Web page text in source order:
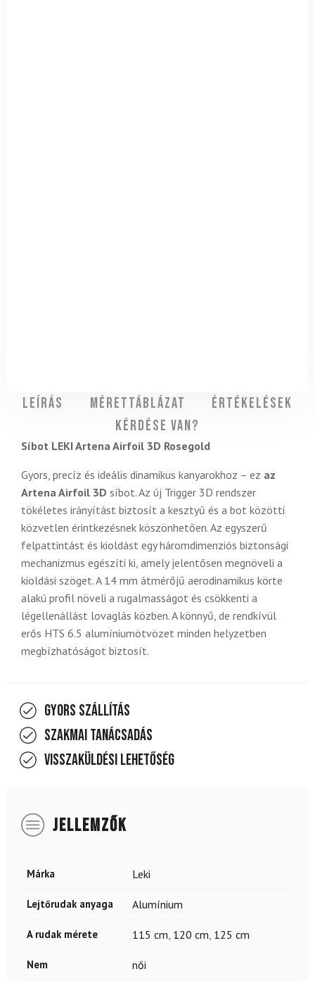
Leírás Mérettáblázat
Értékelések
Kérdése van?
Síbot LEKI Artena Airfoil 3D Rosegold
Gyors, precíz és ideális dinamikus kanyarokhoz – ez az
Artena Airfoil 3D síbot. Az új Trigger 3D rendszer
tökéletes irányítást biztosít a kesztyű és a bot közötti
közvetlen érintkezésnek köszönhetően. Az egyszerű
felpattintást és kioldást egy háromdimenziós biztonsági
mechanizmus egészíti ki, amely jelentősen megnöveli a
kioldási szöget. A 14 mm átmérőjű aerodinamikus körte
alakú profil növeli a rugalmasságot és csökkenti a
légellenállást lovaglás közben. A könnyű, de rendkívül
erős HTS 6.5 alumíniumötvözet minden helyzetben
megbízhatóságot biztosít.
Gyors szállítás
Szakmai tanácsadás
Visszaküldési lehetőség
JELLEMZŐK
Márka Leki
Lejtőrudak anyaga Alumínium
A rudak mérete 115 cm 120 cm 125 cm
Nem női